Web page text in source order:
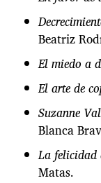
Beatriz
El miedo a
El arte de
Suzanne
Blanca
La felicidad
Matas.